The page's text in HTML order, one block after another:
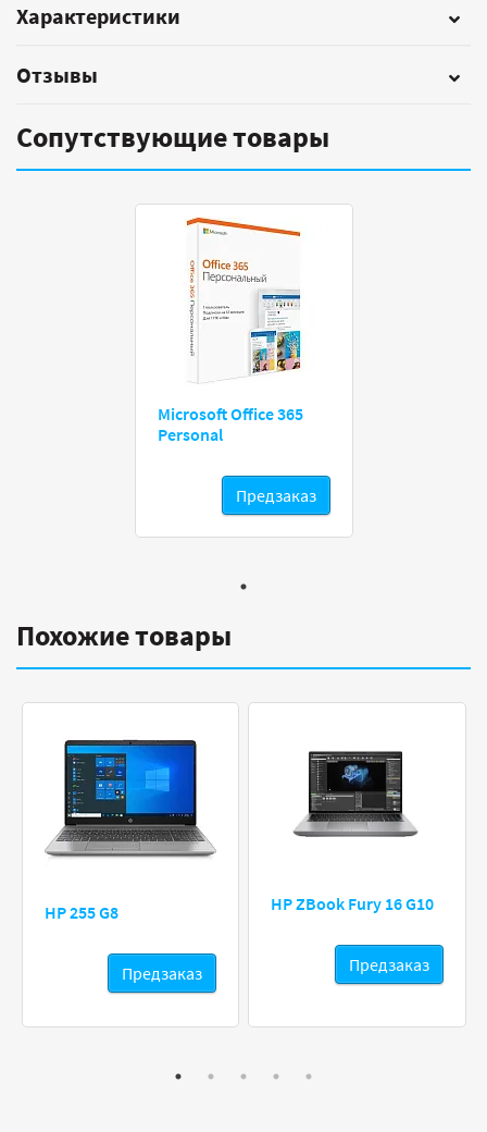
Характеристики
Отзывы
Сопутствующие товары
Microsoft Office 365
Personal
Предзаказ
Похожие товары
HP 255 G8
Предзаказ
HP ZBook Fury 16 G10
Предзаказ